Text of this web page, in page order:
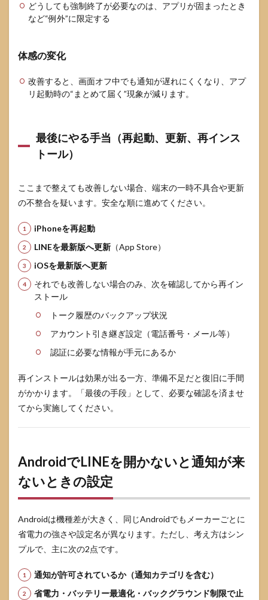
どうしても強制終了が必要なのは、アプリが固まったとき
など“例外”に限定する
体感の変化
改善すると、画面オフ中でも通知が遅れにくくなり、アプ
リ起動時の“まとめて届く”現象が減ります。
最後にやる手当（再起動、更新、再インス
トール）
ここまで整えても改善しない場合、端末の一時不具合や更新
の不整合を疑います。安全な順に進めてください。
iPhoneを再起動
LINEを最新版へ更新 （App Store）
iOSを最新版へ更新
それでも改善しない場合のみ、次を確認してから再イン
ストール
トーク履歴のバックアップ状況
アカウント引き継ぎ設定（電話番号・メール等）
認証に必要な情報が手元にあるか
再インストールは効果が出る一方、準備不足だと復旧に手間
がかかります。「最後の手段」として、必要な確認を済ませ
てから実施してください。
AndroidでLINEを開かないと通知が来
ないときの設定
Androidは機種差が大きく、同じAndroidでもメーカーごとに
省電力の強さや設定名が異なります。ただし、考え方はシン
プルで、主に次の2点です。
通知が許可されているか（通知カテゴリを含む）
省電力・バッテリー最適化・バックグラウンド制限で止